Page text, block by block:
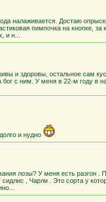
налаживается. Достаю
пимпочка на кнопке,
и н...
и здоровы, остальное сам
с ним. У меня в 22-м году в
и нудно
лозы? У меня есть разгон
, Чарли . Это сорта у